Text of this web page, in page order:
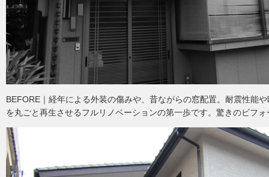
BEFORE｜経年による外装の傷みや、昔ながらの窓配置。耐震性能
を丸ごと再生させるフルリノベーションの第一歩です。驚きのビフ